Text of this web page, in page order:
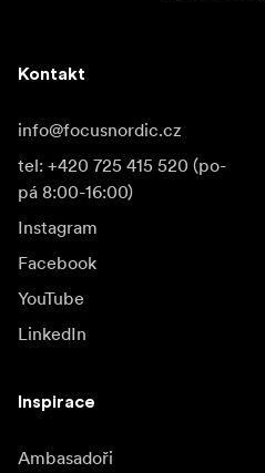
Kontakt
info@focusnordic.cz
tel: +420 725 415 520 (po-
pá 8:00-16:00)
Instagram
Facebook
YouTube
LinkedIn
Inspirace
Ambasadoři